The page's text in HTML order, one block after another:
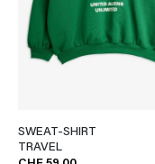
SWEAT-SHIRT
TRAVEL